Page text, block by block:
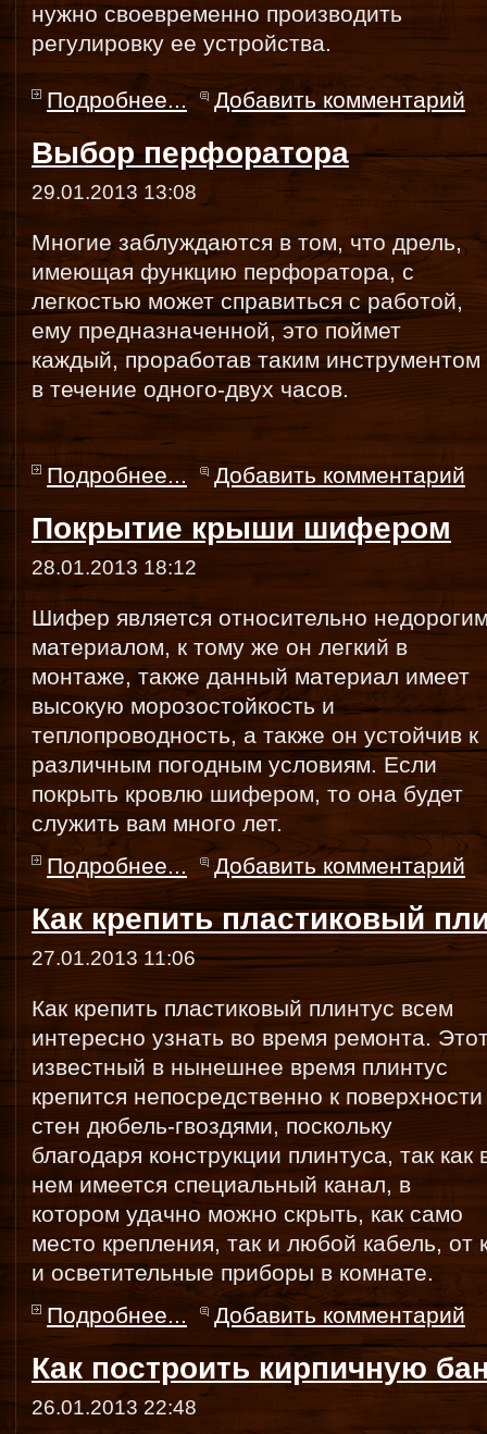
нужно своевременно производить
регулировку ее устройства.
Подробнее... Добавить комментарий
Выбор перфоратора
29.01.2013 13:08
Многие заблуждаются в том, что дрель,
имеющая функцию перфоратора, с
легкостью может справиться с работой,
ему предназначенной, это поймет
каждый, проработав таким инструментом
в течение одного-двух часов.
Подробнее... Добавить комментарий
Покрытие крыши шифером
28.01.2013 18:12
Шифер является относительно
материалом, к тому же он легкий в
монтаже, также данный материал имеет
высокую морозостойкость и
теплопроводность, а также он устойчив к
различным погодным условиям. Если
покрыть кровлю шифером, то она будет
служить вам много лет.
Подробнее...
Добавить комментарий
Как крепить пластиковый
27.01.2013 11:06
Как крепить пластиковый плинтус всем
интересно узнать во время ремонта.
известный в нынешнее время плинтус
крепится непосредственно к поверхности
стен дюбель-гвоздями, поскольку
благодаря конструкции плинтуса, так как
нем имеется специальный канал, в
котором удачно можно скрыть, как само
место крепления, так и любой кабель, от
и осветительные приборы в комнате.
Подробнее...
Добавить комментарий
Как построить кирпичную
26.01.2013 22:48